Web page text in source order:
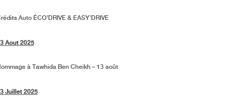
Auto ÉCO’DRIVE & EASY’DRIVE
Aout 2025
à Tawhida Ben Cheikh – 13 août
Juillet 2025